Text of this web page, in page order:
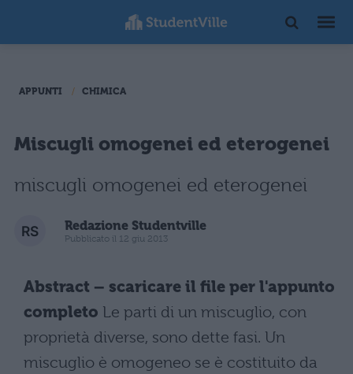
APPUNTI CHIMICA
Miscugli omogenei ed eterogenei
miscugli omogenei ed eterogenei
Redazione Studentville
Pubblicato il 12 giu 2013
Abstract – scaricare il file per l'appunto
completo Le parti di un miscuglio, con
proprietà diverse, sono dette fasi. Un
miscuglio è omogeneo se è costituito da